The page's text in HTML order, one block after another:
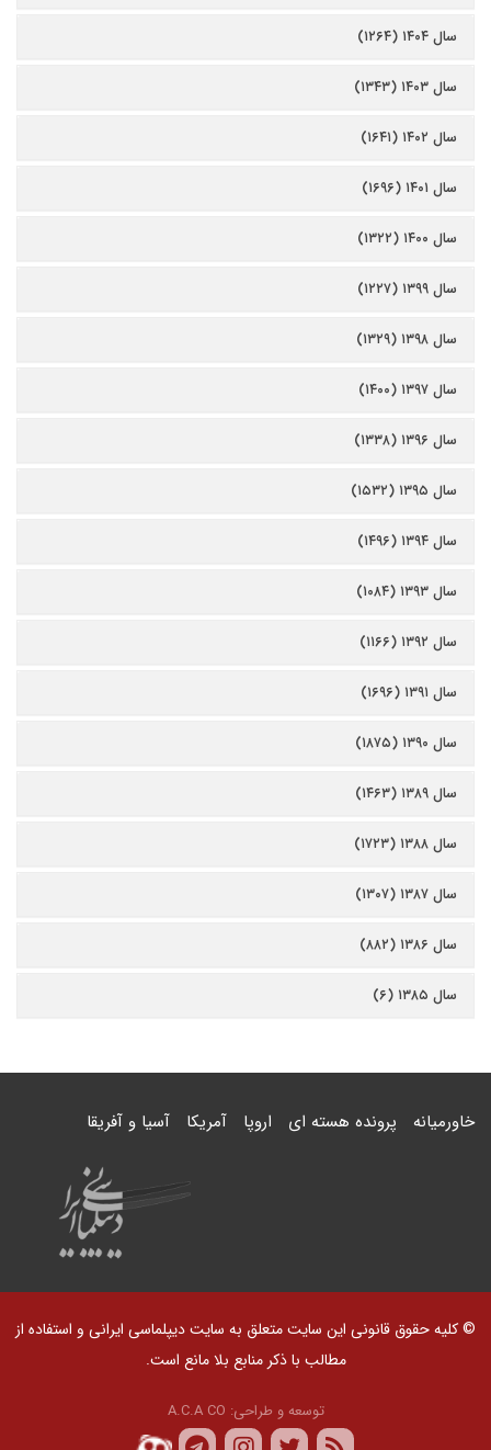
سال ۱۴۰۴ (۱۲۶۴)
سال ۱۴۰۳ (۱۳۴۳)
سال ۱۴۰۲ (۱۶۴۱)
سال ۱۴۰۱ (۱۶۹۶)
سال ۱۴۰۰ (۱۳۲۲)
سال ۱۳۹۹ (۱۲۲۷)
سال ۱۳۹۸ (۱۳۲۹)
سال ۱۳۹۷ (۱۴۰۰)
سال ۱۳۹۶ (۱۳۳۸)
سال ۱۳۹۵ (۱۵۳۲)
سال ۱۳۹۴ (۱۴۹۶)
سال ۱۳۹۳ (۱۰۸۴)
سال ۱۳۹۲ (۱۱۶۶)
سال ۱۳۹۱ (۱۶۹۶)
سال ۱۳۹۰ (۱۸۷۵)
سال ۱۳۸۹ (۱۴۶۳)
سال ۱۳۸۸ (۱۷۲۳)
سال ۱۳۸۷ (۱۳۰۷)
سال ۱۳۸۶ (۸۸۲)
سال ۱۳۸۵ (۶)
خاورمیانه پرونده هسته ای اروپا آمریکا آسیا و آفریقا
© کلیه حقوق قانونی این سایت متعلق به سایت دیپلماسی ایرانی و استفاده از
مطالب با ذکر منابع بلا مانع است.
توسعه و طراحی: A.C.A CO